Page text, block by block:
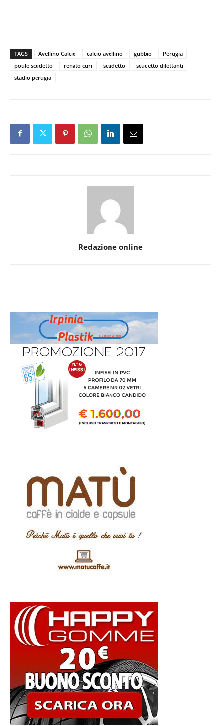
TAGS Avellino Calcio calcio avellino gubbio
Perugia
poule scudetto
renato curi scudetto
scudetto dilettanti
stadio perugia
Redazione online